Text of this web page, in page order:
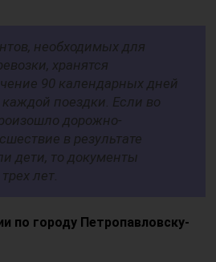
необходимых для
хранятся
90 календарных дней
поездки. Если во
дорожно-
в результате
дети, то документы
лет.
городу Петропавловску-